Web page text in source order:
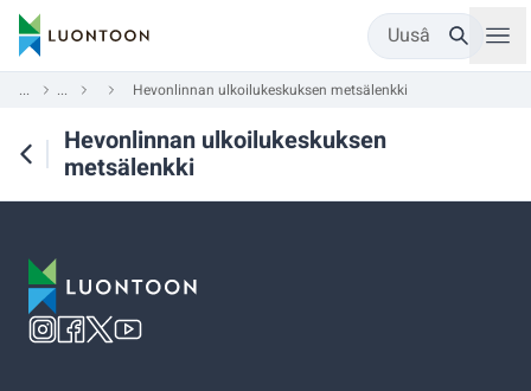
Uusâ
... ... Hevonlinnan ulkoilukeskuksen metsälenkki
Hevonlinnan ulkoilukeskuksen
metsälenkki